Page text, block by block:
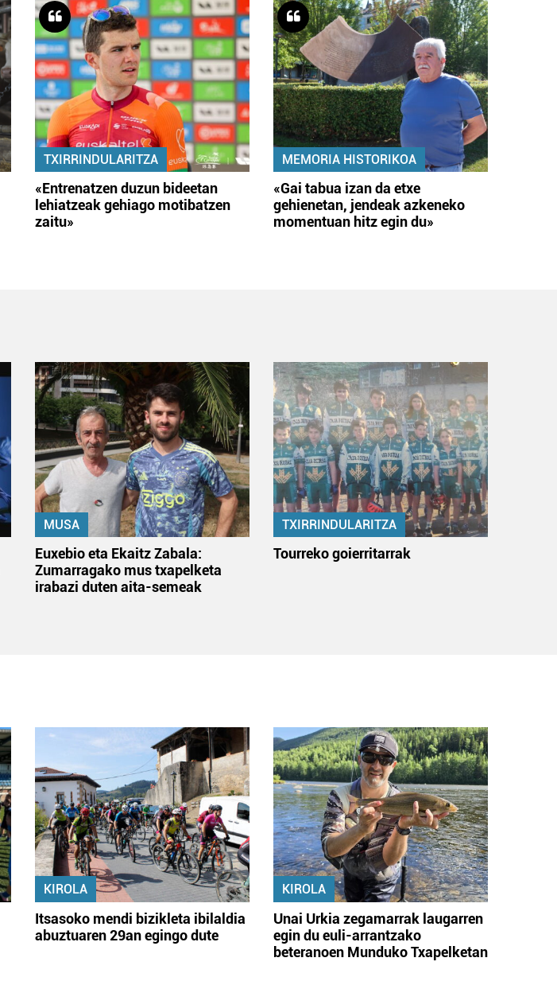
TXIRRINDULARITZA
«Entrenatzen duzun bideetan
lehiatzeak gehiago motibatzen
zaitu»
MEMORIA HISTORIKOA
«Gai tabua izan da etxe
gehienetan, jendeak azkeneko
momentuan hitz egin du»
MUSA
Euxebio eta Ekaitz Zabala:
Zumarragako mus txapelketa
irabazi duten aita-semeak
TXIRRINDULARITZA
Tourreko goierritarrak
KIROLA
Itsasoko mendi bizikleta ibilaldia
abuztuaren 29an egingo dute
KIROLA
Unai Urkia zegamarrak laugarren
egin du euli-arrantzako
beteranoen Munduko Txapelketan